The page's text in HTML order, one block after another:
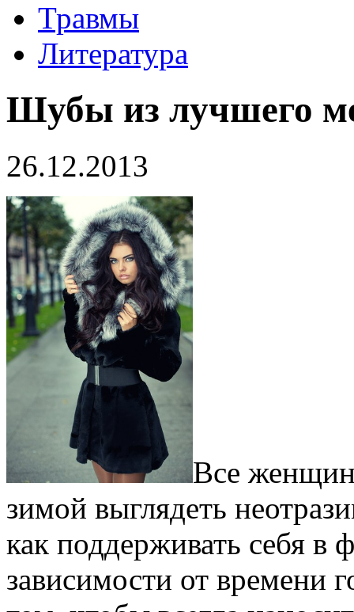
Травмы
Литература
Шубы из лучшего
26.12.2013
Все
зимой выглядеть
как поддерживать себя в
зависимости от времени